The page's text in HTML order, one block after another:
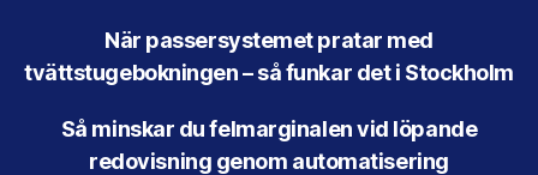
När passersystemet pratar med
tvättstugebokningen – så funkar det i Stockholm
Så minskar du felmarginalen vid löpande
redovisning genom automatisering